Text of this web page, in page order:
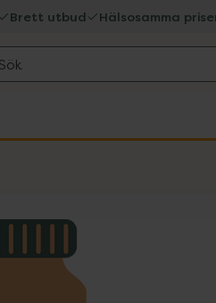
Brett utbud Hälsosamma
Sök
1 objekt.